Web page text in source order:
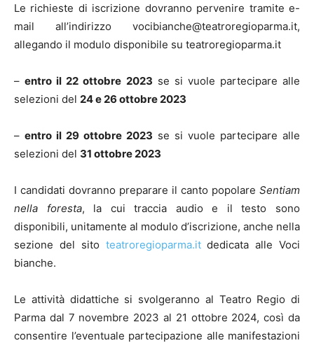
Le richieste di iscrizione dovranno pervenire tramite e-
mail all’indirizzo vocibianche@teatroregioparma.it,
allegando il modulo disponibile su teatroregioparma.it
–entro il 22 ottobre 2023 se si vuole partecipare alle
selezioni del 24 e 26 ottobre 2023
– entro il 29 ottobre 2023 se si vuole partecipare alle
selezioni del 31 ottobre 2023
I candidati dovranno preparare il canto popolare Sentiam
nella foresta, la cui traccia audio e il testo sono
disponibili, unitamente al modulo d’iscrizione, anche nella
sezione del sito teatroregioparma.itdedicata alle Voci
bianche.
Le attività didattiche si svolgeranno al Teatro Regio di
Parma dal 7 novembre 2023 al 21 ottobre 2024, così da
consentire l’eventuale partecipazione alle manifestazioni